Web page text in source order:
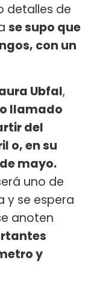
detalles de
se supo que
con un
Ubfal,
llamado
del
o, en su
mayo.
uno de
y se espera
anoten
y